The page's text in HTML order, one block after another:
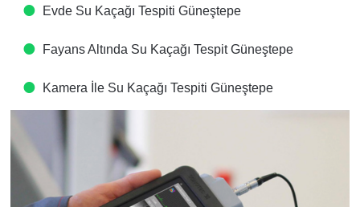
Evde Su Kaçağı Tespiti​ Güneştepe
Fayans Altında Su Kaçağı Tespit​ Güneştepe
Kamera İle Su Kaçağı Tespiti​ Güneştepe